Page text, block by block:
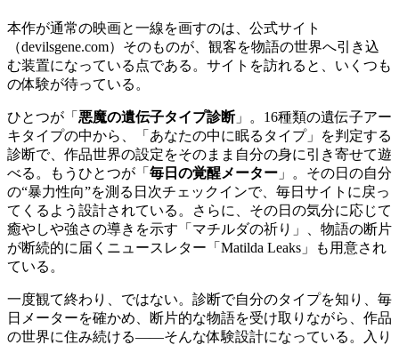
本作が通常の映画と一線を画すのは、公式サイト
（devilsgene.com）そのものが、観客を物語の世界へ引き込
む装置になっている点である。サイトを訪れると、いくつも
の体験が待っている。
ひとつが「 悪魔の遺伝子タイプ診断」。16種類の遺伝子アー
キタイプの中から、「あなたの中に眠るタイプ」を判定する
診断で、作品世界の設定をそのまま自分の身に引き寄せて遊
べる。もうひとつが「 毎日の覚醒メーター 」。その日の自分
の“暴力性向”を測る日次チェックインで、毎日サイトに戻っ
てくるよう設計されている。さらに、その日の気分に応じて
癒やしや強さの導きを示す「マチルダの祈り」、物語の断片
が断続的に届くニュースレター「Matilda Leaks」も用意され
ている。
一度観て終わり、ではない。診断で自分のタイプを知り、毎
日メーターを確かめ、断片的な物語を受け取りながら、作品
の世界に住み続ける――そんな体験設計になっている。入り